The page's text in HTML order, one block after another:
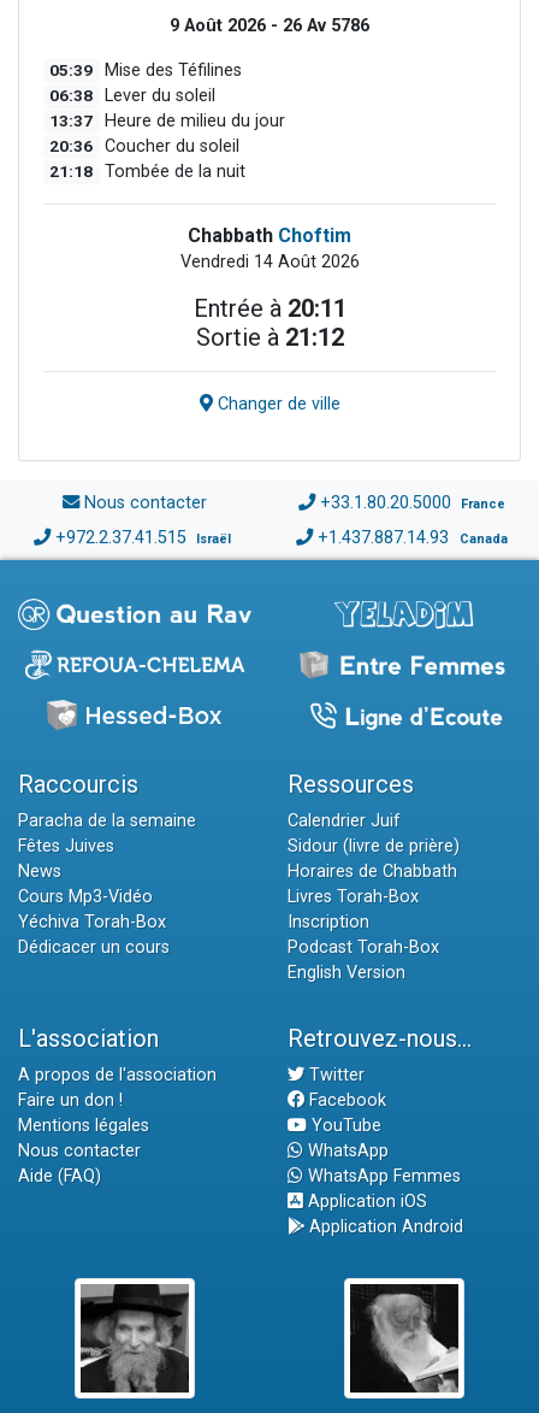
9 Août 2026 - 26 Av 5786
05:39 Mise des Téfilines
06:38 Lever du soleil
13:37 Heure de milieu du jour
20:36 Coucher du soleil
21:18 Tombée de la nuit
Chabbath Choftim
Vendredi 14 Août 2026
Entrée à 20:11
Sortie à 21:12
Changer de ville
Nous contacter +33.1.80.20.5000 France
+972.2.37.41.515 Israël +1.437.887.14.93 Canada
Raccourcis
Paracha de la semaine
Fêtes Juives
News
Cours Mp3-Vidéo
Yéchiva Torah-Box
Dédicacer un cours
Ressources
Calendrier Juif
Sidour (livre de prière)
Horaires de Chabbath
Livres Torah-Box
Inscription
Podcast Torah-Box
English Version
L'association
A propos de l'association
Faire un don !
Mentions légales
Nous contacter
Aide (FAQ)
Retrouvez-nous...
Twitter
Facebook
YouTube
WhatsApp
WhatsApp Femmes
Application iOS
Application Android